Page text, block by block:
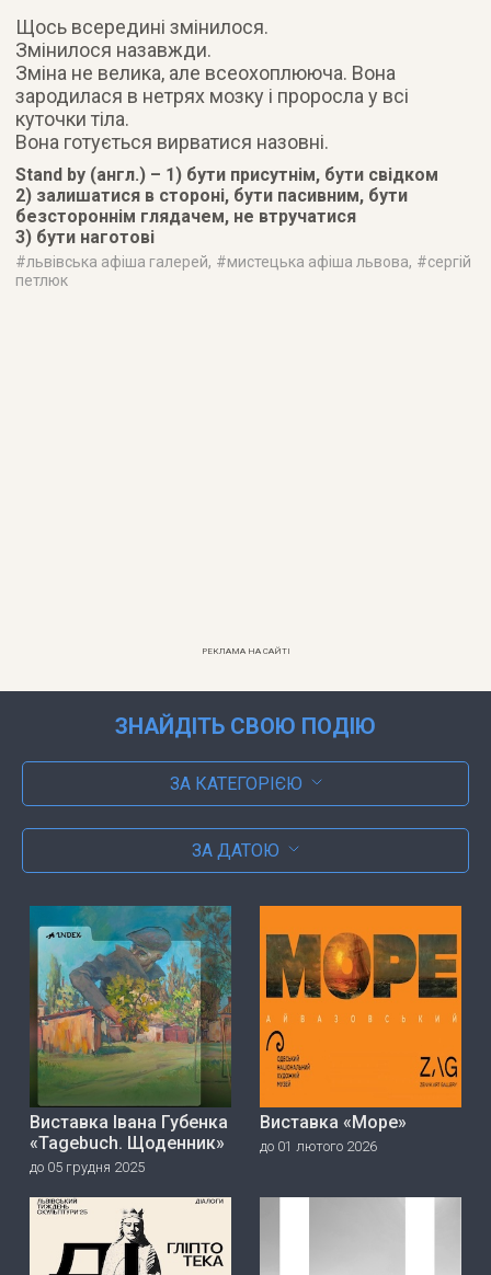
Щось всередині змінилося.
Змінилося назавжди.
Зміна не велика, але всеохоплююча. Вона
зародилася в нетрях мозку і проросла у всі
куточки тіла.
Вона готується вирватися назовні.
Stand by (англ.) – 1) бути присутнім, бути свідком
2) залишатися в стороні, бути пасивним, бути
безстороннім глядачем, не втручатися
3) бути наготові
#львівська афіша галерей, #мистецька афіша львова, #сергій
петлюк
РЕКЛАМА НА САЙТІ
ЗНАЙДІТЬ СВОЮ ПОДІЮ
ЗА КАТЕГОРІЄЮ
ЗА ДАТОЮ
Виставка Івана Губенка
«Tagebuch. Щоденник»
до 05 грудня 2025
Виставка «Море»
до 01 лютого 2026